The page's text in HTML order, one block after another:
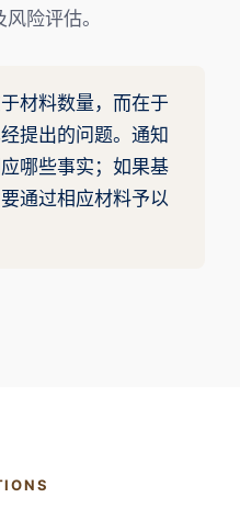
险评估。
材料数量，而在于
提出的问题。通知
哪些事实；如果基
通过相应材料予以